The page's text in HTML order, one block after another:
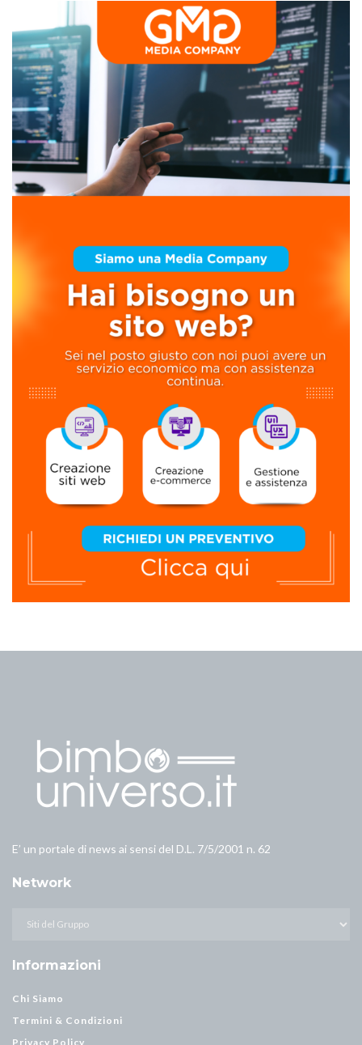
E’ un portale di news ai sensi del D.L. 7/5/2001 n. 62
Network
Informazioni
Chi Siamo
Termini & Condizioni
Privacy Policy